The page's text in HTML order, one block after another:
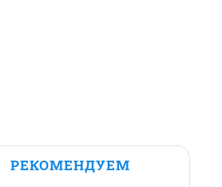
РЕКОМЕНДУЕМ